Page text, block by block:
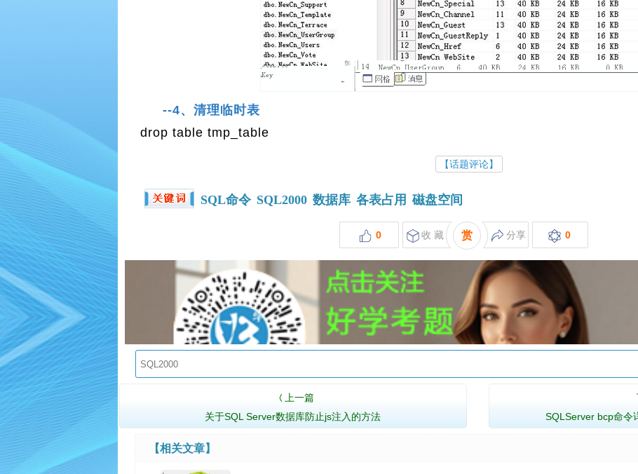
--4、清理临时表
drop table tmp_table
【话题评论】
SQL命令 SQL2000 数据库 各表占用 磁盘空间
0 收 藏 赏 分享 0
〈
上一篇
关于SQL Server数据库防止js注入的方法
SQLServer bcp命令
【相关文章】